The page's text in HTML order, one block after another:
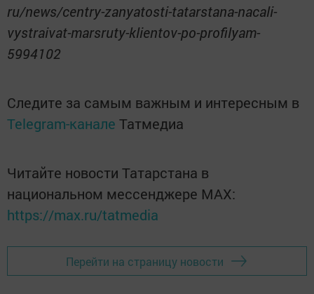
ru/news/centry-zanyatosti-tatarstana-nacali-
vystraivat-marsruty-klientov-po-profilyam-
5994102
Следите за самым важным и интересным в
Telegram-канале Татмедиа
Читайте новости Татарстана в
национальном мессенджере MАХ:
https://max.ru/tatmedia
Перейти на страницу новости